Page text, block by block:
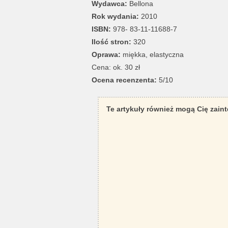
Wydawca: Bellona
Rok wydania: 2010
ISBN: 978- 83-11-11688-7
Ilość stron: 320
Oprawa: miękka, elastyczna
Cena: ok. 30 zł
Ocena recenzenta: 5/10
Te artykuły również mogą Cię